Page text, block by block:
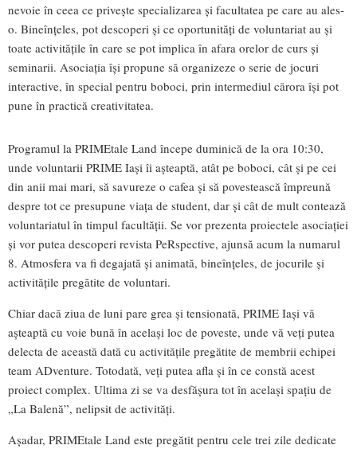
nevoie în ceea ce privește specializarea și facultatea pe care au ales-
o. Bineînțeles, pot descoperi și ce oportunități de voluntariat au și
toate activitățile în care se pot implica în afara orelor de curs și
seminarii. Asociația își propune să organizeze o serie de jocuri
interactive, în special pentru boboci, prin intermediul cărora își pot
pune în practică creativitatea.
Programul la PRIMEtale Land începe duminică de la ora 10:30,
unde voluntarii PRIME Iași îi așteaptă, atât pe boboci, cât și pe cei
din anii mai mari, să savureze o cafea și să povestească împreună
despre tot ce presupune viața de student, dar și cât de mult contează
voluntariatul în timpul facultății. Se vor prezenta proiectele asociației
și vor putea descoperi revista PeRspective, ajunsă acum la numarul
8. Atmosfera va fi degajată și animată, bineînțeles, de jocurile și
activitățile pregătite de voluntari.
Chiar dacă ziua de luni pare grea și tensionată, PRIME Iași vă
așteaptă cu voie bună în același loc de poveste, unde vă veți putea
delecta de această dată cu activitățile pregătite de membrii echipei
team ADventure. Totodată, veți putea afla și în ce constă acest
proiect complex. Ultima zi se va desfășura tot în același spațiu de
„La Balenă”, nelipsit de activități.
Așadar, PRIMEtale Land este pregătit pentru cele trei zile dedicate